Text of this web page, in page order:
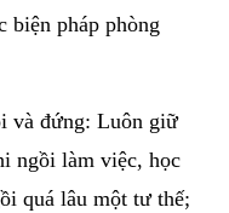
biện pháp phòng
và đứng: Luôn giữ
ngồi làm việc, học
quá lâu một tư thế;